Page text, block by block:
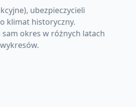
ubezpieczycieli
klimat historyczny.
okres w różnych latach